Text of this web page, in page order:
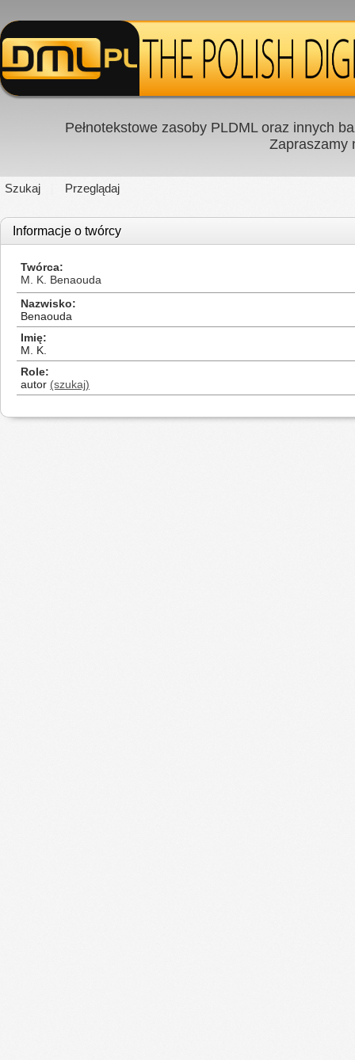
Pełnotekstowe zasoby PLDML oraz innych
Zapraszamy
Szukaj Przeglądaj
Informacje o twórcy
Twórca
M. K. Benaouda
Nazwisko
Benaouda
Imię
M. K.
Role
autor (szukaj)